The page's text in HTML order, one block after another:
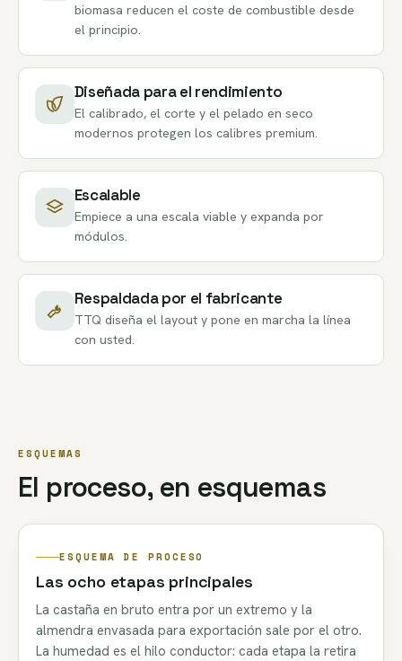
biomasa reducen el coste de combustible desde
el principio.
Diseñada para el rendimiento
El calibrado, el corte y el pelado en seco
modernos protegen los calibres premium.
Escalable
Empiece a una escala viable y expanda por
módulos.
Respaldada por el fabricante
TTQ diseña el layout y pone en marcha la línea
con usted.
ESQUEMAS
El proceso, en esquemas
ESQUEMA DE PROCESO
Las ocho etapas principales
La castaña en bruto entra por un extremo y la
almendra envasada para exportación sale por el otro.
La humedad es el hilo conductor: cada etapa la retira